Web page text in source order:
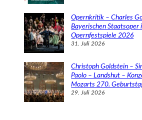
Opernkritik – Charles
Bayerischen Staatsoper
Opernfestspiele 2026
31. Juli 2026
Christoph Goldstein –
Paolo – Landshut –
Mozarts 270.
29. Juli 2026